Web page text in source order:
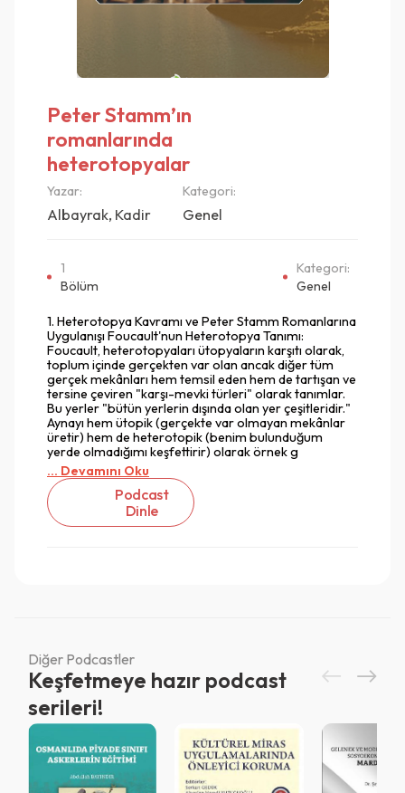
Peter Stamm’ın
romanlarında
heterotopyalar
Yazar:
Albayrak, Kadir
Kategori:
Genel
1
Bölüm
Kategori:
Genel
1. Heterotopya Kavramı ve Peter Stamm Romanlarına
Uygulanışı Foucault'nun Heterotopya Tanımı:
Foucault, heterotopyaları ütopyaların karşıtı olarak,
toplum içinde gerçekten var olan ancak diğer tüm
gerçek mekânları hem temsil eden hem de tartışan ve
tersine çeviren "karşı-mevki türleri" olarak tanımlar.
Bu yerler "bütün yerlerin dışında olan yer çeşitleridir."
Aynayı hem ütopik (gerçekte var olmayan mekânlar
üretir) hem de heterotopik (benim bulunduğum
yerde olmadığımı keşfettirir) olarak örnek g
... Devamını Oku
Podcast
Dinle
Diğer Podcastler
Keşfetmeye hazır podcast
serileri!
Giriş
Vazgeç
Vazgeç
QR Code taraması başarılı.